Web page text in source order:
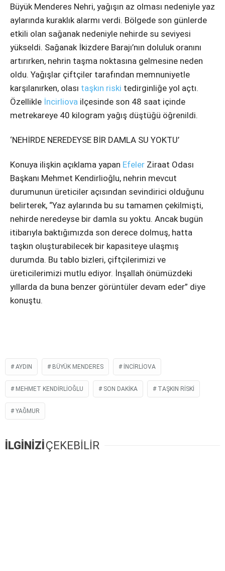
Büyük Menderes Nehri, yağışın az olması nedeniyle yaz
aylarında kuraklık alarmı verdi. Bölgede son günlerde
etkili olan sağanak nedeniyle nehirde su seviyesi
yükseldi. Sağanak İkizdere Barajı’nın doluluk oranını
artırırken, nehrin taşma noktasına gelmesine neden
oldu. Yağışlar çiftçiler tarafından memnuniyetle
karşılanırken, olası taşkın riski tedirginliğe yol açtı.
Özellikle İncirliova ilçesinde son 48 saat içinde
metrekareye 40 kilogram yağış düştüğü öğrenildi.
‘NEHİRDE NEREDEYSE BİR DAMLA SU YOKTU’
Konuya ilişkin açıklama yapan Efeler Ziraat Odası
Başkanı Mehmet Kendirlioğlu, nehrin mevcut
durumunun üreticiler açısından sevindirici olduğunu
belirterek, “Yaz aylarında bu su tamamen çekilmişti,
nehirde neredeyse bir damla su yoktu. Ancak bugün
itibarıyla baktığımızda son derece dolmuş, hatta
taşkın oluşturabilecek bir kapasiteye ulaşmış
durumda. Bu tablo bizleri, çiftçilerimizi ve
üreticilerimizi mutlu ediyor. İnşallah önümüzdeki
yıllarda da buna benzer görüntüler devam eder” diye
konuştu.
AYDIN BÜYÜK MENDERES INCIRLIOVA
MEHMET KENDIRLIOĞLU SON DAKIKA TAŞKIN RISKI
YAĞMUR
İLGİNİZİÇEKEBİLİR